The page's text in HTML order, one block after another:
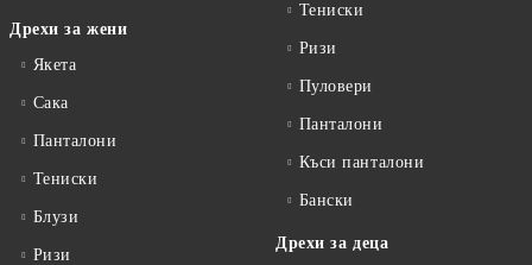
Дрехи за жени
Якета
Сакa
Панталони
Тениски
Блузи
Ризи
Тениски
Ризи
Пуловери
Панталони
Къси панталони
Бански
Дрехи за деца